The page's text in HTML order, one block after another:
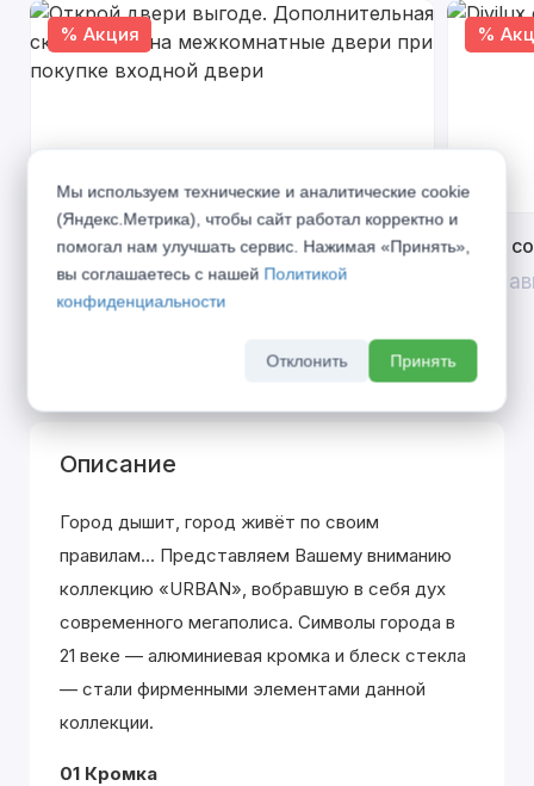
% Акция
Открой двери выгоде. Дополнительная
скидка 10% на межкомнатные двери при
покупке входной двери
%
Divilux
До 31
Описание
Город дышит, город живёт по своим
правилам... Представляем Вашему вниманию
коллекцию «URBAN», вобравшую в себя дух
современного мегаполиса. Символы города в
21 веке — алюминиевая кромка и блеск стекла
— стали фирменными элементами данной
коллекции.
01 Кромка
Мы используем технические и аналитические cookie
(Яндекс.Метрика), чтобы сайт работал корректно и
помогал нам улучшать сервис. Нажимая «Принять»,
вы соглашаетесь с нашей Политикой
конфиденциальности
Отклонить Принять